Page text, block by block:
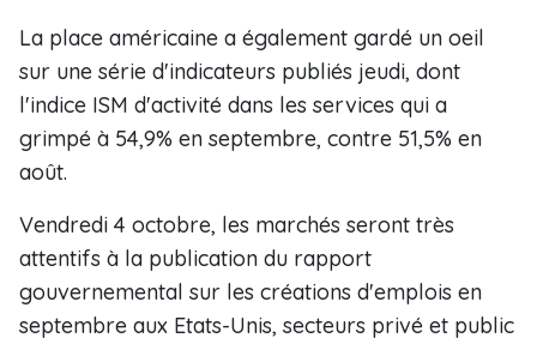
La place américaine a également gardé un oeil
sur une série d'indicateurs publiés jeudi, dont
l'indice ISM d'activité dans les services qui a
grimpé à 54,9% en septembre, contre 51,5% en
août.
Vendredi 4 octobre, les marchés seront très
attentifs à la publication du rapport
gouvernemental sur les créations d'emplois en
septembre aux Etats-Unis, secteurs privé et public